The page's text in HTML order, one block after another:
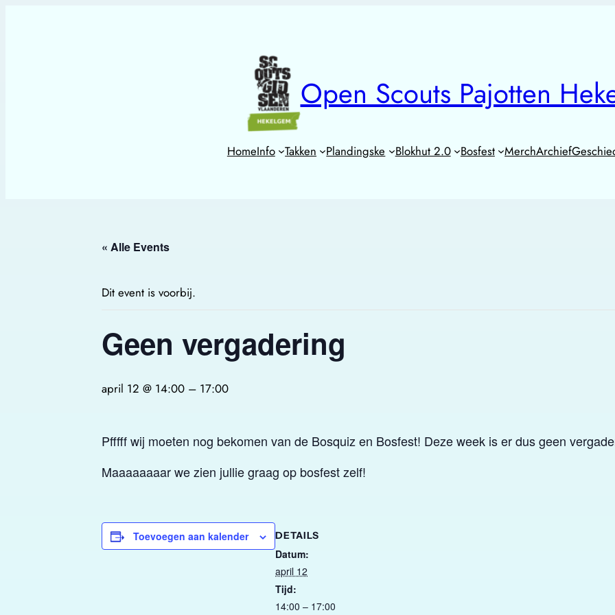
Open Scouts Pajotten
HomeInfo Takken Plandingske Blokhut 2.0 Bosfest MerchArchief
« Alle Events
Dit event is voorbij.
Geen vergadering
april 12 @ 14:00 – 17:00
Pfffff wij moeten nog bekomen van de Bosquiz en Bosfest! Deze week is er dus geen
Maaaaaaaar we zien jullie graag op bosfest zelf!
Toevoegen aan kalender DETAILS
Datum:
april 12
Tijd:
14:00 – 17:00